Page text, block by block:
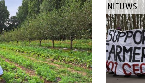
TYPE
ARTIKEL
NIEUWS